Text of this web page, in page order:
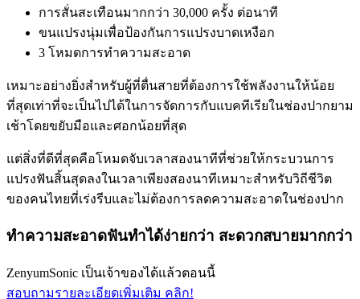
การสั่นสะเทือนมากกว่า 30,000 ครั้ง ต่อนาที
ขนแปรงนุ่มเพื่อป้องกันการแปรงบาดเหงือก
3 โหมดการทำความสะอาด
เหมาะอย่างยิ่งสำหรับผู้ที่ตื่นสายที่ต้องการใช้พลังงานให้น้อย
ที่สุดเท่าที่จะเป็นไปได้ในการจัดการกับแบคทีเรียในช่องปากยาม
เช้าโดยขยับมือและศอกน้อยที่สุด
แต่สิ่งที่ดีที่สุดคือโหมดจับเวลาสองนาทีที่ช่วยให้กระบวนการ
แปรงฟันสิ้นสุดลงในเวลาเพียงสองนาทีเหมาะสำหรับวิถีชีวิต
ของคนไทยที่เร่งรีบและไม่ต้องการลดความสะอาดในช่องปาก
ทำความสะอาดฟันทำได้ง่ายกว่า สะดวกสบายมากกว่า
ZenyumSonic เป็นเจ้าของได้แล้วตอนนี้
สอบถามรายละเอียดเพิ่มเติม คลิก!